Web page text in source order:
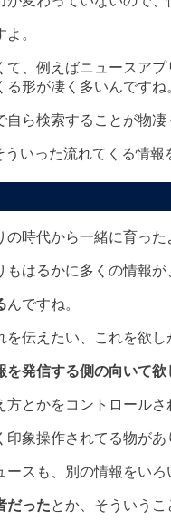
。
、例えばニュースア
形が凄く多いんですね
ら検索することが物凄
いった流れてくる情
時代から一緒に育っ
はるかに多くの情報
んですね。
伝えたい、これを欲
を発信する側の向いて欲
とかをコントロールさ
象操作されてる物があ
スも、別の情報をい
だったとか、そういうこ